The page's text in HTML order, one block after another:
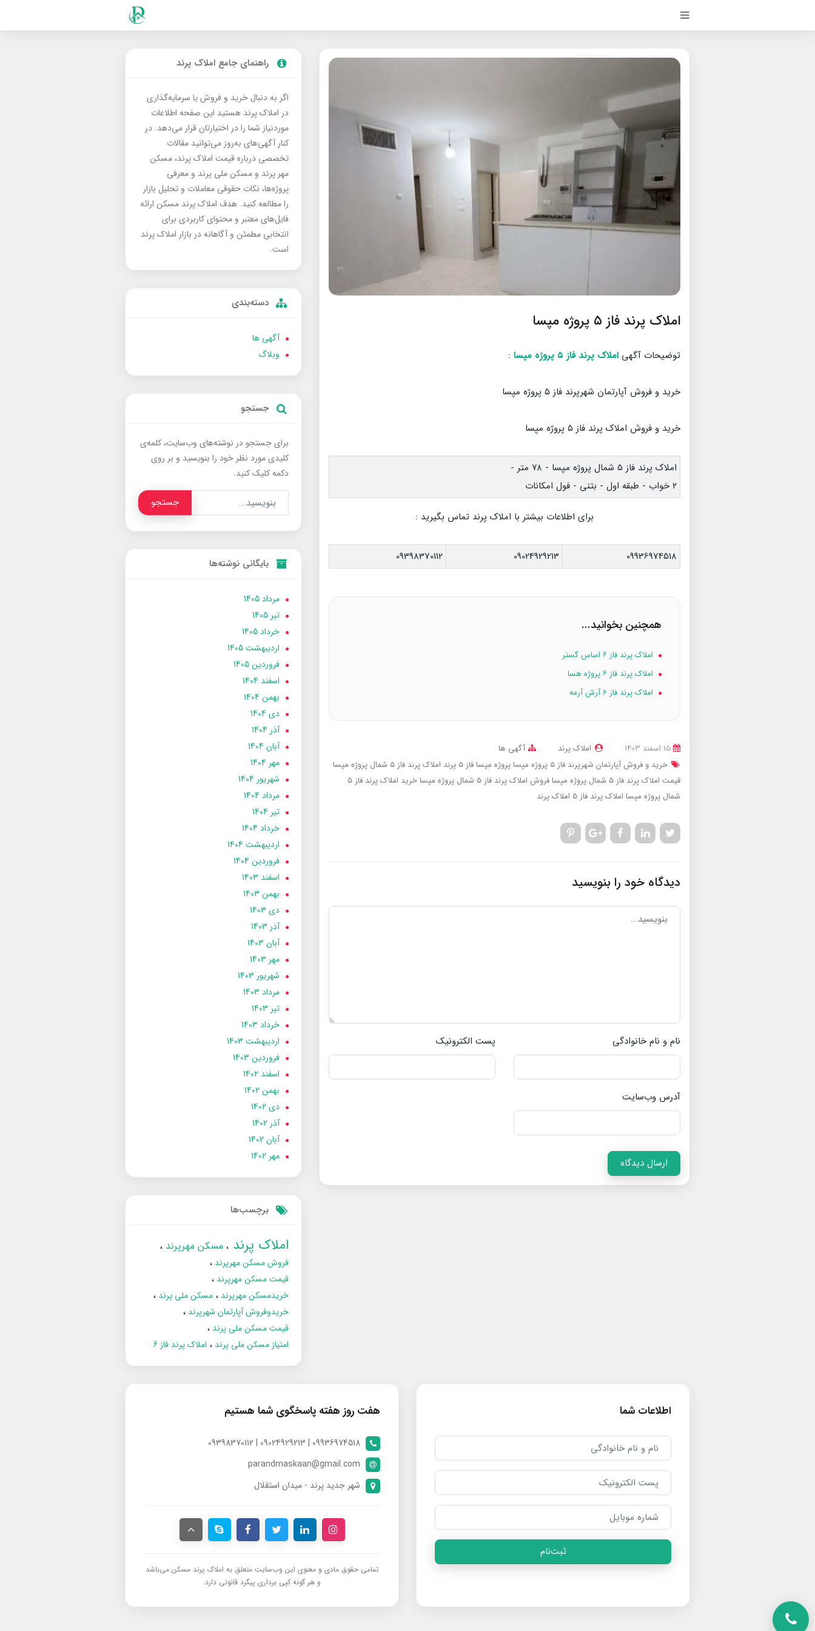
املاک پرند فاز ۵ پروژه مپسا
توضیحات آگهی املاک پرند فاز ۵ پروژه مپسا :
خرید و فروش آپارتمان شهرپرند فاز ۵ پروژه مپسا
خرید و فروش املاک پرند فاز ۵ پروژه مپسا
املاک پرند فاز ۵ شمال پروژه مپسا - ۷۸ متر -
۲ خواب - طبقه اول - بتنی - فول امکانات
برای اطلاعات بیشتر با املاک پرند تماس بگیرید :
09936974518
09024929213
09398370112
همچنین بخوانید...
املاک پرند فاز ۶ اساس گستر
املاک پرند فاز ۶ پروژه هسا
املاک پرند فاز 6 آرش آرمه
املاک پرند
آگهی ها
خرید و فروش آپارتمان شهرپرند فاز 5 پروژه مپسا
پروژه مپسا فاز 5 پرند
املاک پرند فاز 5 شمال پروژه مپسا
قیمت املاک پرند فاز 5 شمال پروژه مپسا
فروش املاک پرند فاز 5 شمال پروژه مپسا
خرید املاک پرند فاز 5
شمال پروژه مپسا املاک پرند فاز 5 املاک پرند
دیدگاه خود را بنویسید
نام و نام خانوادگی پست الکترونیک
آدرس وب‌سایت
ارسال دیدگاه
راهنمای جامع املاک پرند
اگر به دنبال خرید و فروش یا سرمایه‌گذاری
در املاک پرند هستید این صفحه اطلاعات
موردنیاز شما را در اختیارتان قرار می‌دهد. در
کنار آگهی‌های به‌روز می‌توانید مقالات
تخصصی درباره قیمت املاک پرند، مسکن
مهر پرند و مسکن ملی پرند و معرفی
پروژه‌ها، نکات حقوقی معاملات و تحلیل بازار
را مطالعه کنید. هدف املاک پرند مسکن ارائه
فایل‌های معتبر و محتوای کاربردی برای
انتخابی مطمئن و آگاهانه در بازار املاک پرند
است.
دسته‌بندی
آگهی ها
وبلاگ
جستجو
برای جستجو در نوشته‌های وب‌سایت، کلمه‌ی
کلیدی مورد نظر خود را بنویسید و بر روی
دکمه کلیک کنید.
جستجو
بایگانی نوشته‌ها
مرداد 1405
تير 1405
خرداد 1405
ارديبهشت 1405
فروردین 1405
اسفند 1404
بهمن 1404
دی 1404
آذر 1404
آبان 1404
مهر 1404
شهریور 1404
مرداد 1404
تير 1404
خرداد 1404
ارديبهشت 1404
فروردین 1404
اسفند 1403
بهمن 1403
دی 1403
آذر 1403
آبان 1403
مهر 1403
شهریور 1403
مرداد 1403
تير 1403
خرداد 1403
ارديبهشت 1403
فروردین 1403
اسفند 1402
بهمن 1402
دی 1402
آذر 1402
آبان 1402
مهر 1402
برچسب‌ها
املاک پرند مسکن مهرپرند
فروش مسکن مهرپرند
قیمت مسکن مهرپرند
خریدمسکن مهرپرند
مسکن ملی پرند
خریدوفروش آپارتمان شهرپرند
قیمت مسکن ملی پرند
امتیاز مسکن ملی پرند
املاک پرند فاز 6
اطلاعات شما
ثبت‌نام
هفت روز هفته پاسخگوی شما هستیم
09936974518 | 09024929213 | 09398370112
parandmaskaan@gmail.com
شهر جدید پرند - میدان استقلال
تمامی حقوق مادی و معنوی این وب‌سایت متعلق به املاک پرند مسکن می‌باشد
و هر گونه کپی برداری پیگرد قانونی دارد.